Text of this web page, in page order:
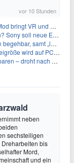
vor 10 Stunden
Perspektive nach Kanto
Einnahmequellen prüfen
„lebensgroßem Leon“
Konsolen deutlich reduziert
die nächste Entlassungswelle?
neben
sechsteiligen
bis
Mord,
und ein